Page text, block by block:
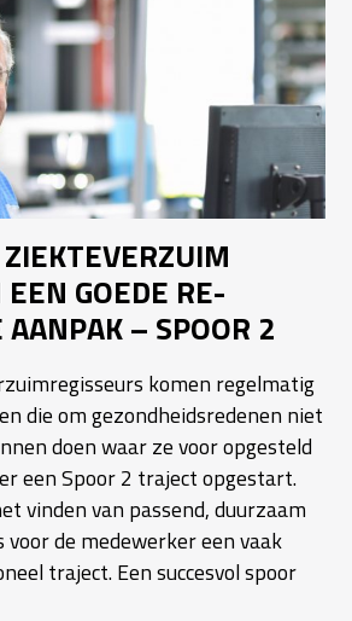
GOEDE RE-
– SPOOR 2
komen regelmatig
die om gezondheidsredenen niet
doen waar ze voor opgesteld
een Spoor 2 traject opgestart.
vinden van passend, duurzaam
de medewerker een vaak
traject. Een succesvol spoor